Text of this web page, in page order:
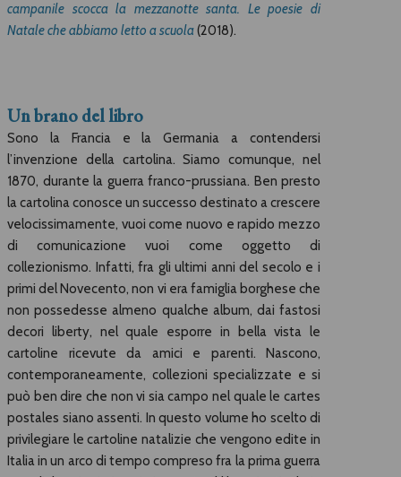
campanile scocca la mezzanotte santa. Le poesie di
Natale che abbiamo letto a scuola(2018).
Un brano del libro
Sono la Francia e la Germania a contendersi
l’invenzione della cartolina. Siamo comunque, nel
1870, durante la guerra franco-prussiana. Ben presto
la cartolina conosce un successo destinato a crescere
velocissimamente, vuoi come nuovo e rapido mezzo
di comunicazione vuoi come oggetto di
collezionismo. Infatti, fra gli ultimi anni del secolo e i
primi del Novecento, non vi era famiglia borghese che
non possedesse almeno qualche album, dai fastosi
decori liberty, nel quale esporre in bella vista le
cartoline ricevute da amici e parenti. Nascono,
contemporaneamente, collezioni specializzate e si
può ben dire che non vi sia campo nel quale le cartes
postales siano assenti. In questo volume ho scelto di
privilegiare le cartoline natalizie che vengono edite in
Italia in un arco di tempo compreso fra la prima guerra